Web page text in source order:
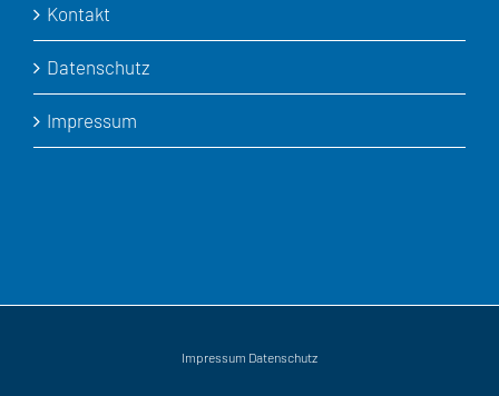
Kontakt
Datenschutz
Impressum
Impressum Datenschutz